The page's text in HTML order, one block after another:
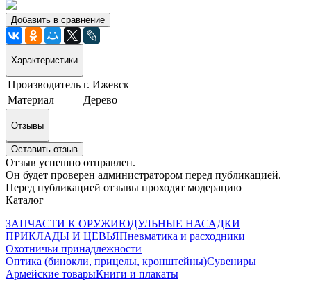
Добавить в сравнение
Характеристики
Производитель г. Ижевск
Материал
Дерево
Отзывы
Оставить отзыв
Отзыв успешно отправлен.
Он будет проверен администратором перед публикацией.
Перед публикацией отзывы проходят модерацию
Каталог
ЗАПЧАСТИ К ОРУЖИЮДУЛЬНЫЕ НАСАДКИ
ПРИКЛАДЫ И ЦЕВЬЯПневматика и расходники
Охотничьи принадлежности
Оптика (бинокли, прицелы, кронштейны)Сувениры
Армейские товарыКниги и плакаты